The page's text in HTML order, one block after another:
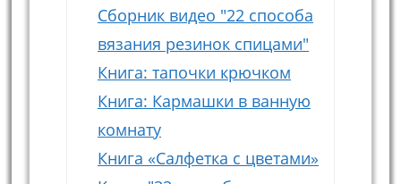
Сборник видео "22 способа
вязания резинок спицами"
Книга: тапочки крючком
Книга: Кармашки в ванную
комнату
Книга «Салфетка с цветами»